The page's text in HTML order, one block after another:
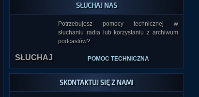
SŁUCHAJ NAS
Potrzebujesz pomocy technicznej w
słuchaniu radia lub korzystaniu z archiwum
podcastów?
POMOC TECHNICZNA
SKONTAKTUJ SIĘ Z NAMI